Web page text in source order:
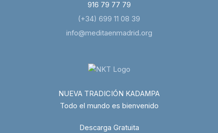
916 79 77 79
(+34) 699 11 08 39
info@meditaenmadrid.org
NUEVA TRADICIÓN KADAMPA
Todo el mundo es bienvenido
Descarga Gratuita